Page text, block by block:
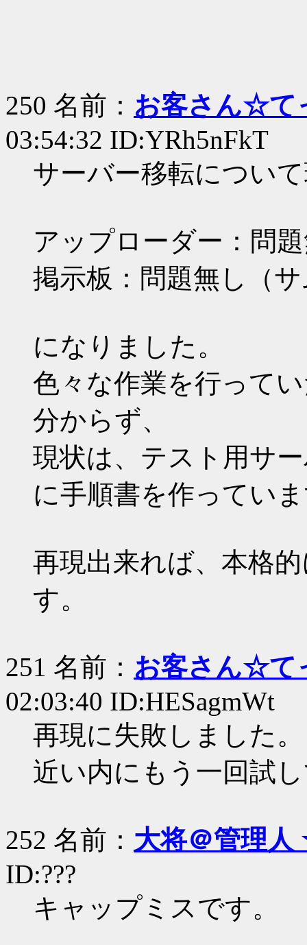
250 名前： お客さん☆て
03:54:32 ID:YRh5nFkT
サーバー移転につい
アップローダー：問
掲示板：問題無し（
になりました。
色々な作業を行って
分からず、
現状は、テスト用サ
に手順書を作ってい
再現出来れば、本格
す。
251 名前： お客さん☆て
02:03:40 ID:HESagmWt
再現に失敗しました。
近い内にもう一回試
252 名前： 大将＠管理
ID:???
キャップミスです。